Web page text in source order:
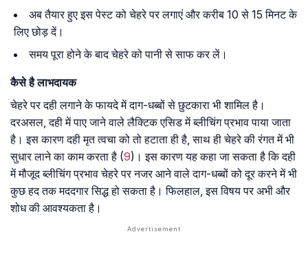
अब तैयार हुए इस पेस्ट को चेहरे पर लगाएं और करीब 10 से 15 मिनट के
लिए छोड़ दें।
समय पूरा होने के बाद चेहरे को पानी से साफ कर लें।
कैसे है लाभदायक
चेहरे पर दही लगाने के फायदे में दाग-धब्बों से छुटकारा भी शामिल है।
दरअसल, दही में पाए जाने वाले लैक्टिक एसिड में ब्लीचिंग प्रभाव पाया जाता
है। इस कारण दही मृत त्वचा को तो हटाता ही है, साथ ही चेहरे की रंगत में भी
सुधार लाने का काम करता है (9)। इस कारण यह कहा जा सकता है कि दही
में मौजूद ब्लीचिंग प्रभाव चेहरे पर नजर आने वाले दाग-धब्बों को दूर करने में भी
कुछ हद तक मददगार सिद्ध हो सकता है। फिलहाल, इस विषय पर अभी और
शोध की आवश्यकता है।